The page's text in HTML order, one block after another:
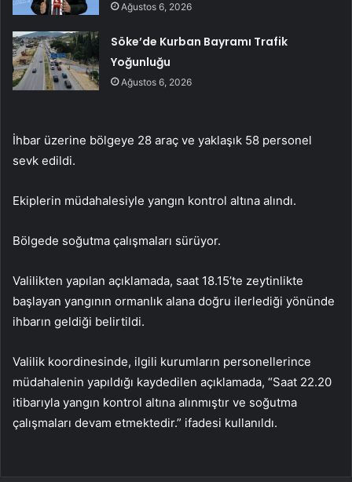
Ağustos 6, 2026
Söke’de Kurban Bayramı Trafik
Yoğunluğu
Ağustos 6, 2026
İhbar üzerine bölgeye 28 araç ve yaklaşık 58 personel
sevk edildi.
Ekiplerin müdahalesiyle yangın kontrol altına alındı.
Bölgede soğutma çalışmaları sürüyor.
Valilikten yapılan açıklamada, saat 18.15’te zeytinlikte
başlayan yangının ormanlık alana doğru ilerlediği yönünde
ihbarın geldiği belirtildi.
Valilik koordinesinde, ilgili kurumların personellerince
müdahalenin yapıldığı kaydedilen açıklamada, “Saat 22.20
itibarıyla yangın kontrol altına alınmıştır ve soğutma
çalışmaları devam etmektedir.” ifadesi kullanıldı.